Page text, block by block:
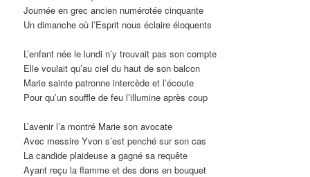
Journée en grec ancien numérotée cinquante
Un dimanche où l’Esprit nous éclaire éloquents
L’enfant née le lundi n’y trouvait pas son compte
Elle voulait qu’au ciel du haut de son balcon
Marie sainte patronne intercède et l’écoute
Pour qu’un souffle de feu l’illumine après coup
L’avenir l’a montré Marie son avocate
Avec messire Yvon s’est penché sur son cas
La candide plaideuse a gagné sa requête
Ayant reçu la flamme et des dons en bouquet